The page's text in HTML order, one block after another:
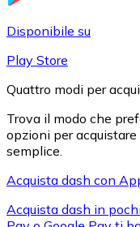
XRP
Disponibile su
Play Store
Quattro modi per
Trova il modo che
opzioni per
semplice.
Acquista dash con
Acquista dash in